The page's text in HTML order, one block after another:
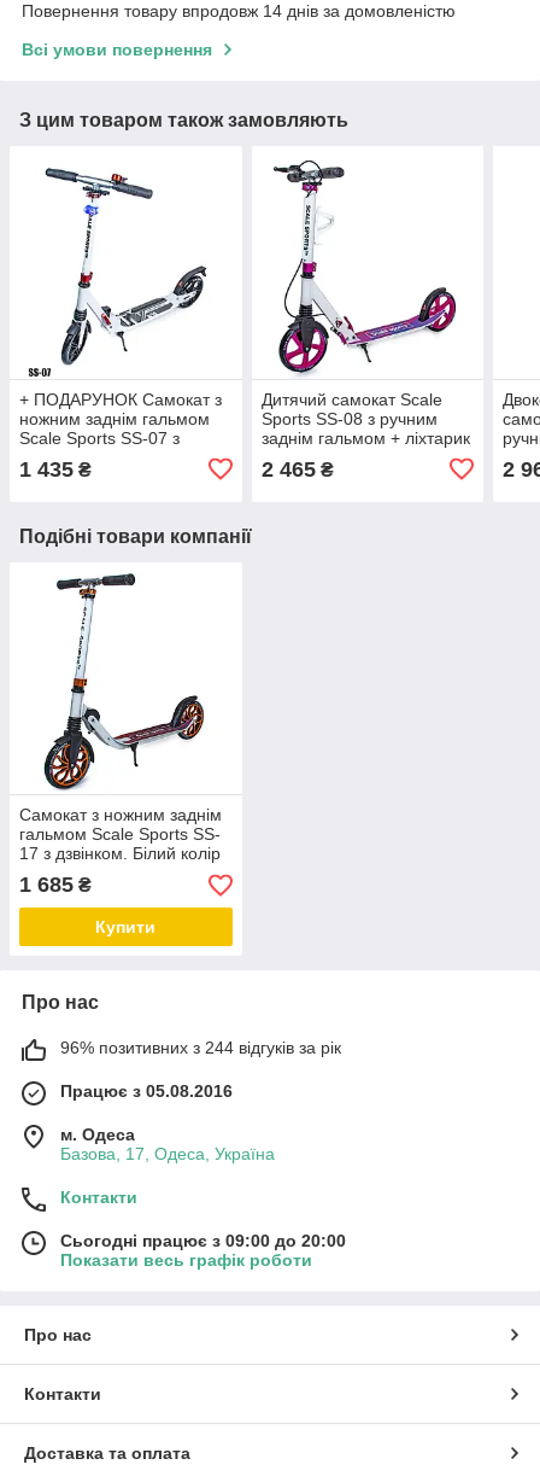
Повернення товару впродовж 14 днів за домовленістю
Всі умови повернення
З цим товаром також замовляють
+ ПОДАРУНОК Самокат з
ножним заднім гальмом
Scale Sports SS-07 з
білого колір
1 435 ₴
Дитячий самокат Scale
Sports SS-08 з ручним
заднім гальмом + ліхтарик
+ дзвіночок + підсклянник.
Біло-рожевий
2 465₴ 2
Подібні товари компанії
Самокат з ножним заднім
гальмом Scale Sports SS-
17 з дзвінком. Білий колір
1 685 ₴
Купити
Про нас
96% позитивних з 244 відгуків за рік
Працює з 05.08.2016
м. Одеса
Базова, 17, Одеса, Україна
Контакти
Сьогодні працює з 09:00 до 20:00
Показати весь графік роботи
Про нас
Контакти
Доставка та оплата